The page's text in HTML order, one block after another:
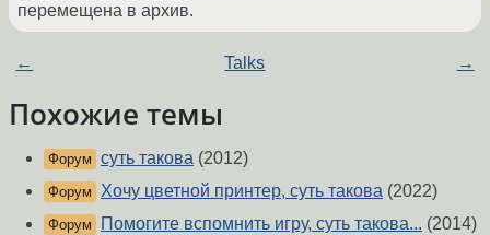
перемещена в архив.
← Talks →
Похожие темы
Форум суть такова (2012)
Форум Хочу цветной принтер, суть такова (2022)
Форум Помогите вспомнить игру, суть такова... (2014)